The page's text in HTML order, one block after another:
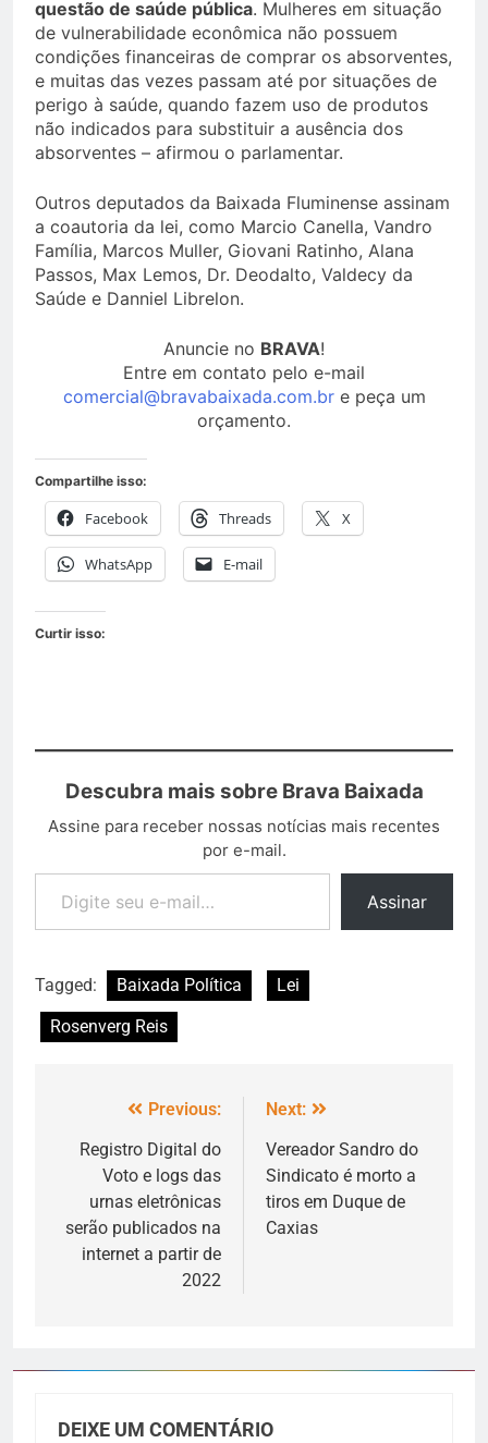
questão de saúde pública. Mulheres em situação
de vulnerabilidade econômica não possuem
condições financeiras de comprar os absorventes,
e muitas das vezes passam até por situações de
perigo à saúde, quando fazem uso de produtos
não indicados para substituir a ausência dos
absorventes – afirmou o parlamentar.
Outros deputados da Baixada Fluminense assinam
a coautoria da lei, como Marcio Canella, Vandro
Família, Marcos Muller, Giovani Ratinho, Alana
Passos, Max Lemos, Dr. Deodalto, Valdecy da
Saúde e Danniel Librelon.
Anuncie no BRAVA!
Entre em contato pelo e-mail
comercial@bravabaixada.com.bre peça um
orçamento.
Compartilhe isso:
Facebook Threads X
WhatsApp E-mail
Curtir isso:
Descubra mais sobre Brava Baixada
Assine para receber nossas notícias mais recentes
por e-mail.
Assinar
Tagged: Baixada Política
Lei
Rosenverg Reis
Previous:
Registro Digital do
Voto e logs das
urnas eletrônicas
serão publicados na
internet a partir de
2022
Next:
Vereador Sandro do
Sindicato é morto a
tiros em Duque de
Caxias
DEIXE UM COMENTÁRIO